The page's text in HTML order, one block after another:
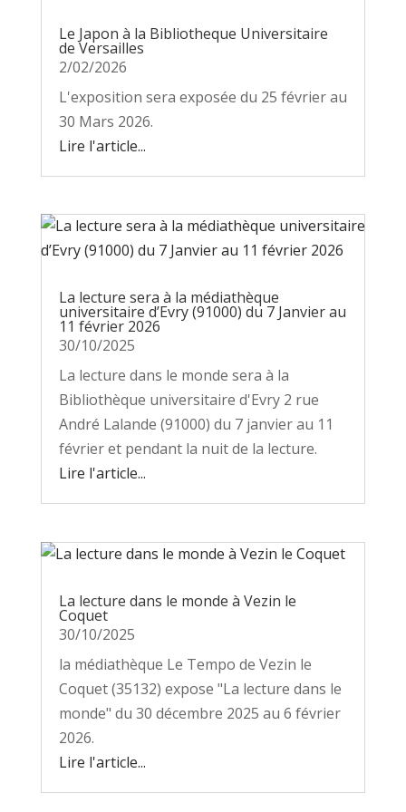
Le Japon à la Bibliotheque Universitaire
de Versailles
2/02/2026
L'exposition sera exposée du 25 février au
30 Mars 2026.
Lire l'article...
La lecture sera à la médiathèque
universitaire d’Evry (91000) du 7 Janvier au
11 février 2026
30/10/2025
La lecture dans le monde sera à la
Bibliothèque universitaire d'Evry 2 rue
André Lalande (91000) du 7 janvier au 11
février et pendant la nuit de la lecture.
Lire l'article...
La lecture dans le monde à Vezin le
Coquet
30/10/2025
la médiathèque Le Tempo de Vezin le
Coquet (35132) expose "La lecture dans le
monde" du 30 décembre 2025 au 6 février
2026.
Lire l'article...